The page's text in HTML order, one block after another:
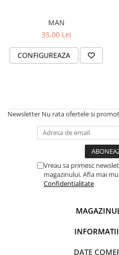
MAN
35,00 Lei
CONFIGUREAZA
Newsletter Nu rata ofertele si
Vreau sa primesc
magazinului. Afla mai
Confidentialitate
DATE